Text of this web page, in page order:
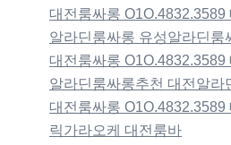
대전룸싸롱 O1O.4832.3589
알라딘룸싸롱 유성알라딘룸
대전룸싸롱 O1O.4832.3589
알라딘룸싸롱추천 대전알라
대전룸싸롱
릭가라오케 대전룸바